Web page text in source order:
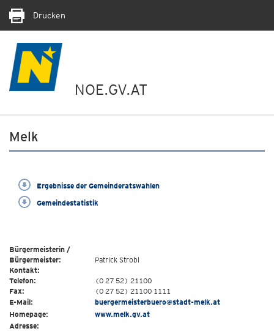
Drucken
NOE.GV.AT
Melk
Ergebnisse der Gemeinderatswahlen
Gemeindestatistik
Bürgermeisterin /
Bürgermeister:
Patrick Strobl
Kontakt:
Telefon:
(0 27 52) 21100
Fax:
(0 27 52) 21100 1111
E-Mail:
buergermeisterbuero@stadt-melk.at
Homepage:
www.melk.gv.at
Adresse: